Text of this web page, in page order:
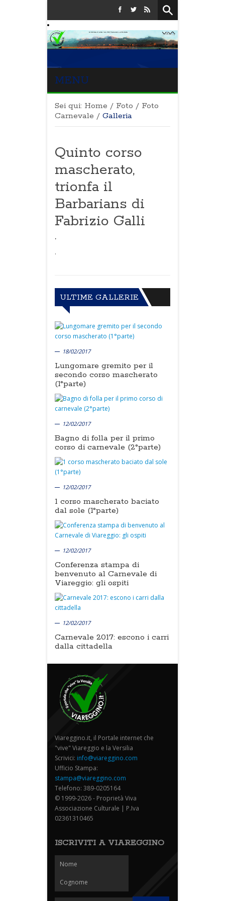
MENU
Sei qui: Home / Foto / Foto
Carnevale / Galleria
Quinto corso
mascherato,
trionfa il
Barbarians di
Fabrizio Galli
.
.
ULTIME GALLERIE
18/02/2017
Lungomare gremito per il
secondo corso mascherato
(1°parte)
12/02/2017
Bagno di folla per il primo
corso di carnevale (2°parte)
12/02/2017
1 corso mascherato baciato
dal sole (1°parte)
12/02/2017
Conferenza stampa di
benvenuto al Carnevale di
Viareggio: gli ospiti
12/02/2017
Carnevale 2017: escono i carri
dalla cittadella
Viareggino.it, il Portale internet che
"vive" Viareggio e la Versilia
Scrivici: info@viareggino.com
Ufficio Stampa:
stampa@viareggino.com
Telefono: 389-0205164
© 1999-2026 - Proprietà Viva
Associazione Culturale | P.Iva
02361310465
ISCRIVITI A VIAREGGINO